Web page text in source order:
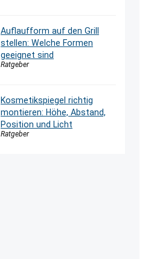
Auflaufform auf den Grill
stellen: Welche Formen
geeignet sind
Ratgeber
Kosmetikspiegel richtig
montieren: Höhe, Abstand,
Position und Licht
Ratgeber